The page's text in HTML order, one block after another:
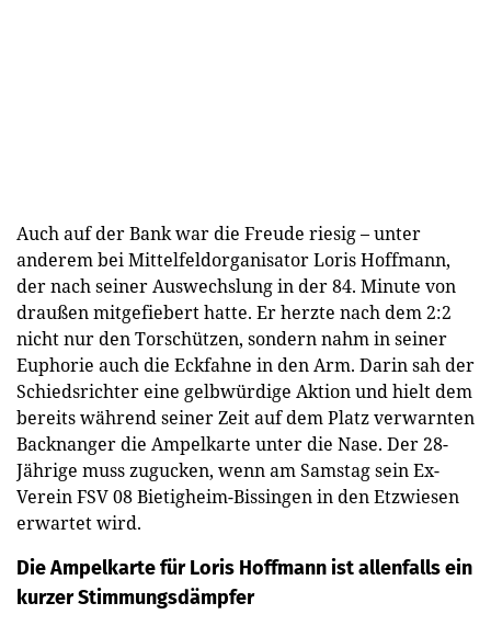
Auch auf der Bank war die Freude riesig – unter
anderem bei Mittelfeldorganisator Loris Hoffmann,
der nach seiner Auswechslung in der 84. Minute von
draußen mitgefiebert hatte. Er herzte nach dem 2:2
nicht nur den Torschützen, sondern nahm in seiner
Euphorie auch die Eckfahne in den Arm. Darin sah der
Schiedsrichter eine gelbwürdige Aktion und hielt dem
bereits während seiner Zeit auf dem Platz verwarnten
Backnanger die Ampelkarte unter die Nase. Der 28-
Jährige muss zugucken, wenn am Samstag sein Ex-
Verein FSV 08 Bietigheim-Bissingen in den Etzwiesen
erwartet wird.
Die Ampelkarte für Loris Hoffmann ist allenfalls ein
kurzer Stimmungsdämpfer